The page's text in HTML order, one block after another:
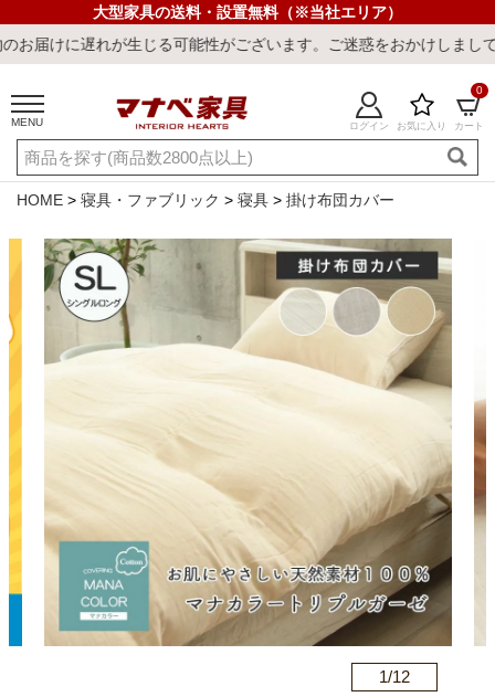
大型家具の送料・設置無料（※当社エリア）
る可能性がございます。ご迷惑をおかけしまして誠に申し訳ござ
MENU ログイン お気に入り カート
0
ご利用ガイド 新規会員登録
店舗一覧 閲覧履歴
キーワード・商品番号で探す
冷感ラグ ウィルトンラ
カテゴリから探す
HOME 寝具・ファブリック 寝具 掛け布団カバー
1/12